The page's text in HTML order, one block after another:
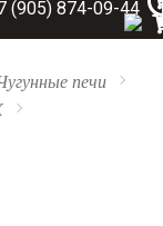
(905) 874-09-44
печи